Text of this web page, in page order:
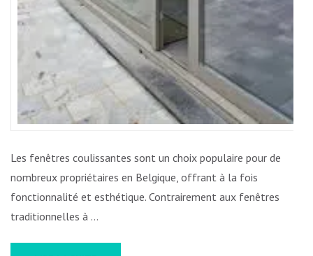
Les fenêtres coulissantes sont un choix populaire pour de
nombreux propriétaires en Belgique, offrant à la fois
fonctionnalité et esthétique. Contrairement aux fenêtres
traditionnelles à …